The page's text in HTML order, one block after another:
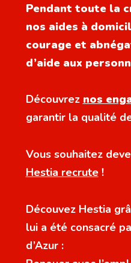
Pendant toute la
nos aides à
courage et
d’aide aux
Découvrez nos
garantir la qualité
Vous souhaitez
Hestia recrute!
Découvez Hestia
lui a été consacré
d’Azur :